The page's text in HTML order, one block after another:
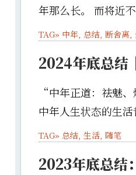
年那么长。 而将近
TAG» 中年, 总结, 断舍离,
2024年底总结
“中年正道：祛魅
中年人生状态的生
TAG» 总结, 生活, 随笔
2023年底总结